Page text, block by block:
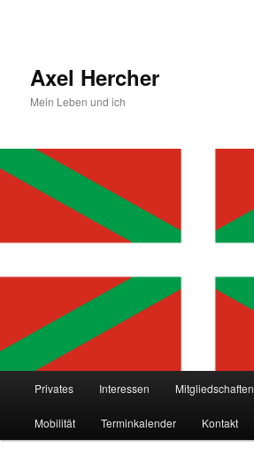
Axel Hercher
Mein Leben und ich
Privates Interessen Mitgliedschaften
Mobilität Terminkalender Kontakt